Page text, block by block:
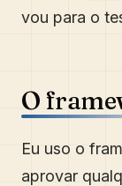
vou para o
O
Eu uso o
aprovar